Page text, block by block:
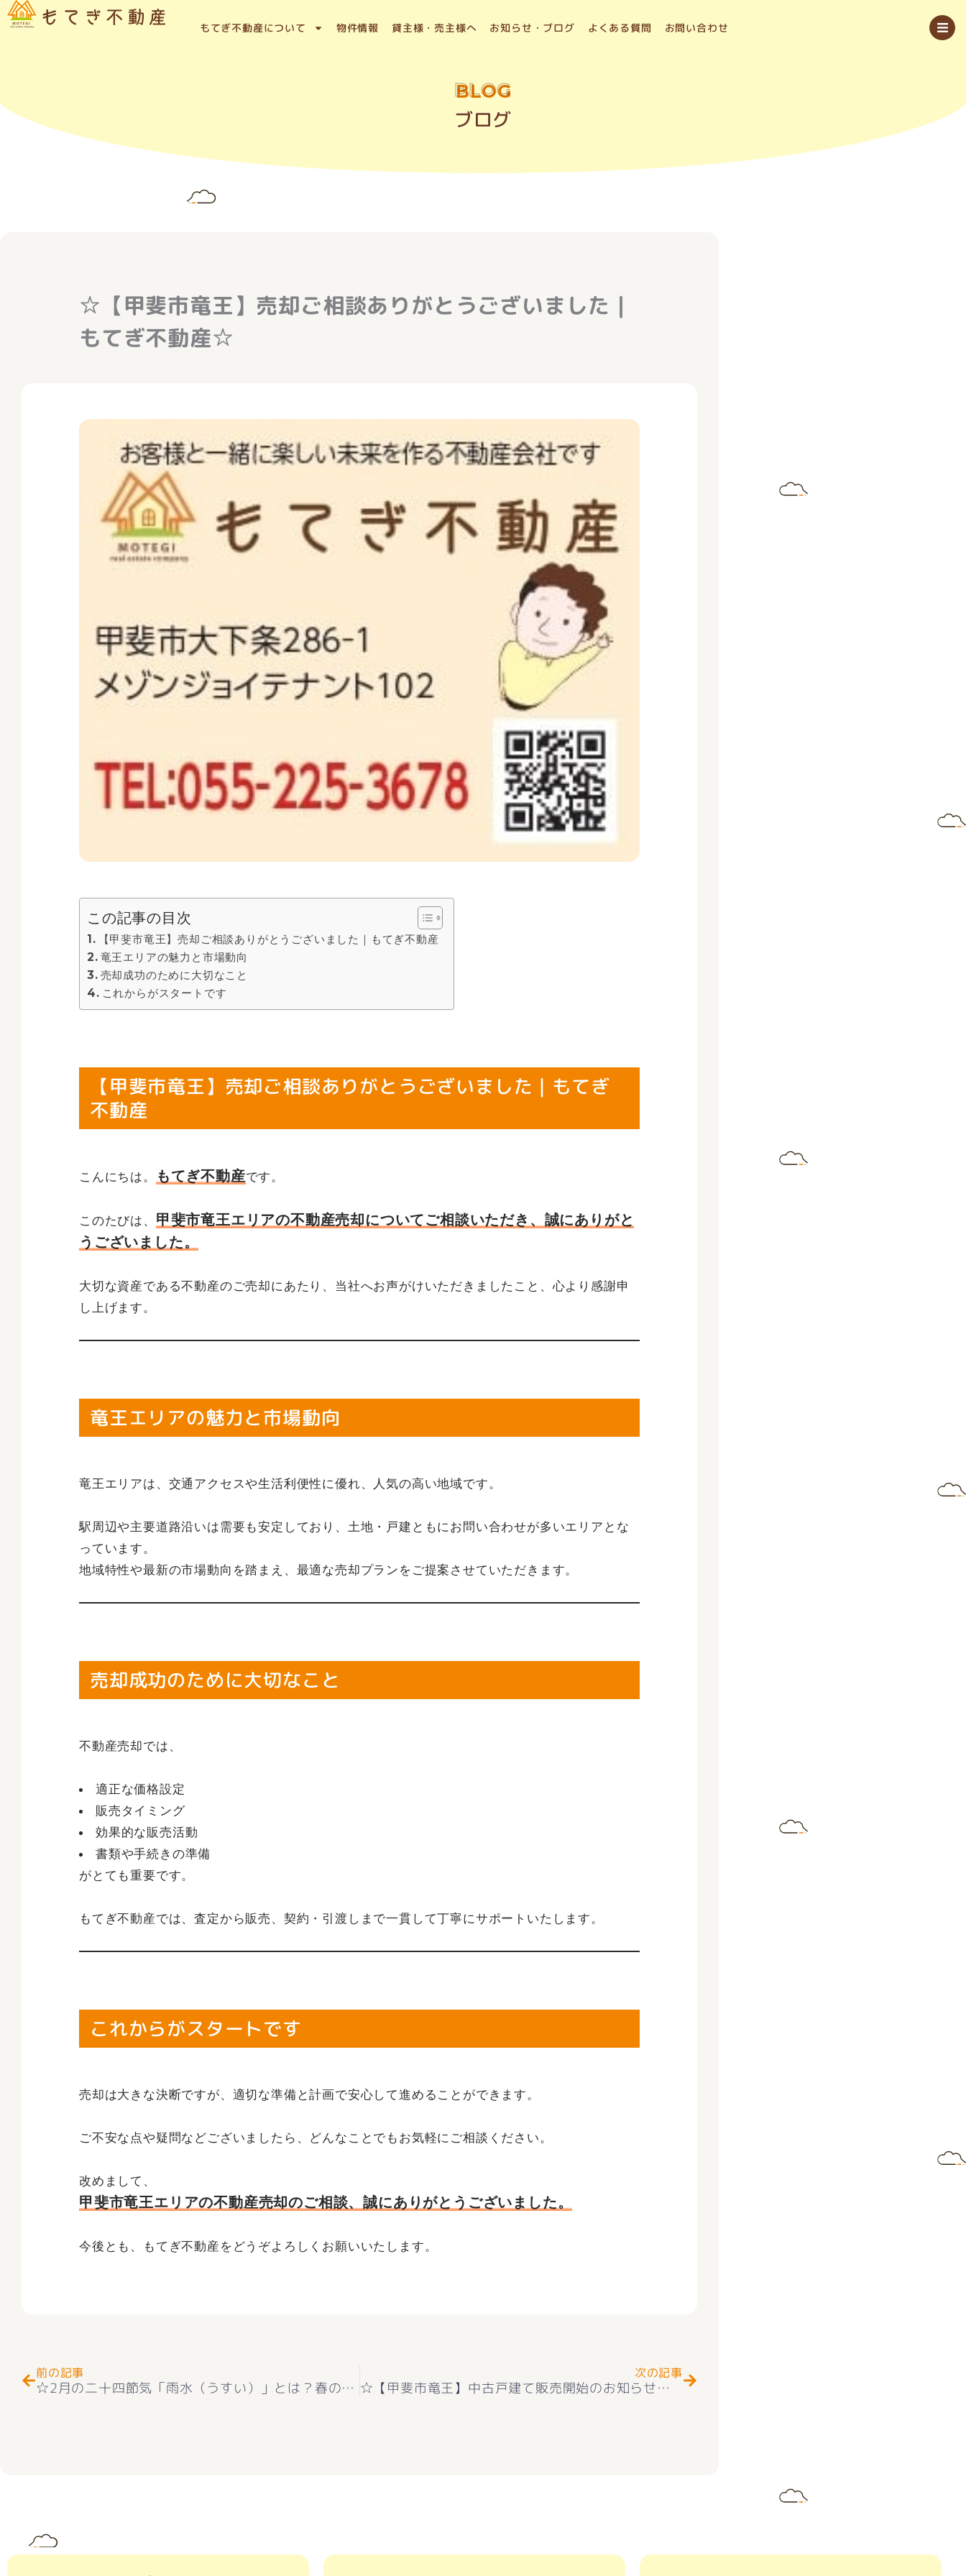
内
容
プ
もてぎ不動産について 物件情報 貸主様・売主様へ お知らせ・ブログ よくある質問 お問い合わせ
BLOG
ブログ
☆【甲斐市竜王】売却ご相談ありがとうございました｜
もてぎ不動産☆
この記事の目次
【甲斐市竜王】売却ご相談ありがとうございました｜もてぎ不動産
竜王エリアの魅力と市場動向
売却成功のために大切なこと
これからがスタートです
【甲斐市竜王】売却ご相談ありがとうございました｜もてぎ
不動産
こんにちは。 もてぎ不動産です。
このたびは、 甲斐市竜王エリアの不動産売却についてご相談いただき、誠にありがと
うございました。
大切な資産である不動産のご売却にあたり、当社へお声がけいただきましたこと、心より感謝申
し上げます。
竜王エリアの魅力と市場動向
竜王エリアは、交通アクセスや生活利便性に優れ、人気の高い地域です。
駅周辺や主要道路沿いは需要も安定しており、土地・戸建ともにお問い合わせが多いエリアとな
っています。
地域特性や最新の市場動向を踏まえ、最適な売却プランをご提案させていただきます。
売却成功のために大切なこと
不動産売却では、
適正な価格設定
販売タイミング
効果的な販売活動
書類や手続きの準備
がとても重要です。
もてぎ不動産では、査定から販売、契約・引渡しまで一貫して丁寧にサポートいたします。
これからがスタートです
売却は大きな決断ですが、適切な準備と計画で安心して進めることができます。
ご不安な点や疑問などございましたら、どんなことでもお気軽にご相談ください。
改めまして、
甲斐市竜王エリアの不動産売却のご相談、誠にありがとうございました。
今後とも、もてぎ不動産をどうぞよろしくお願いいたします。
前の記事
☆2月の二十四節気「雨水（うすい）」とは？春の訪れを感じる時期☆
次の記事
☆【甲斐市竜王】中古戸建て販売開始のお知らせ｜もてぎ不動産